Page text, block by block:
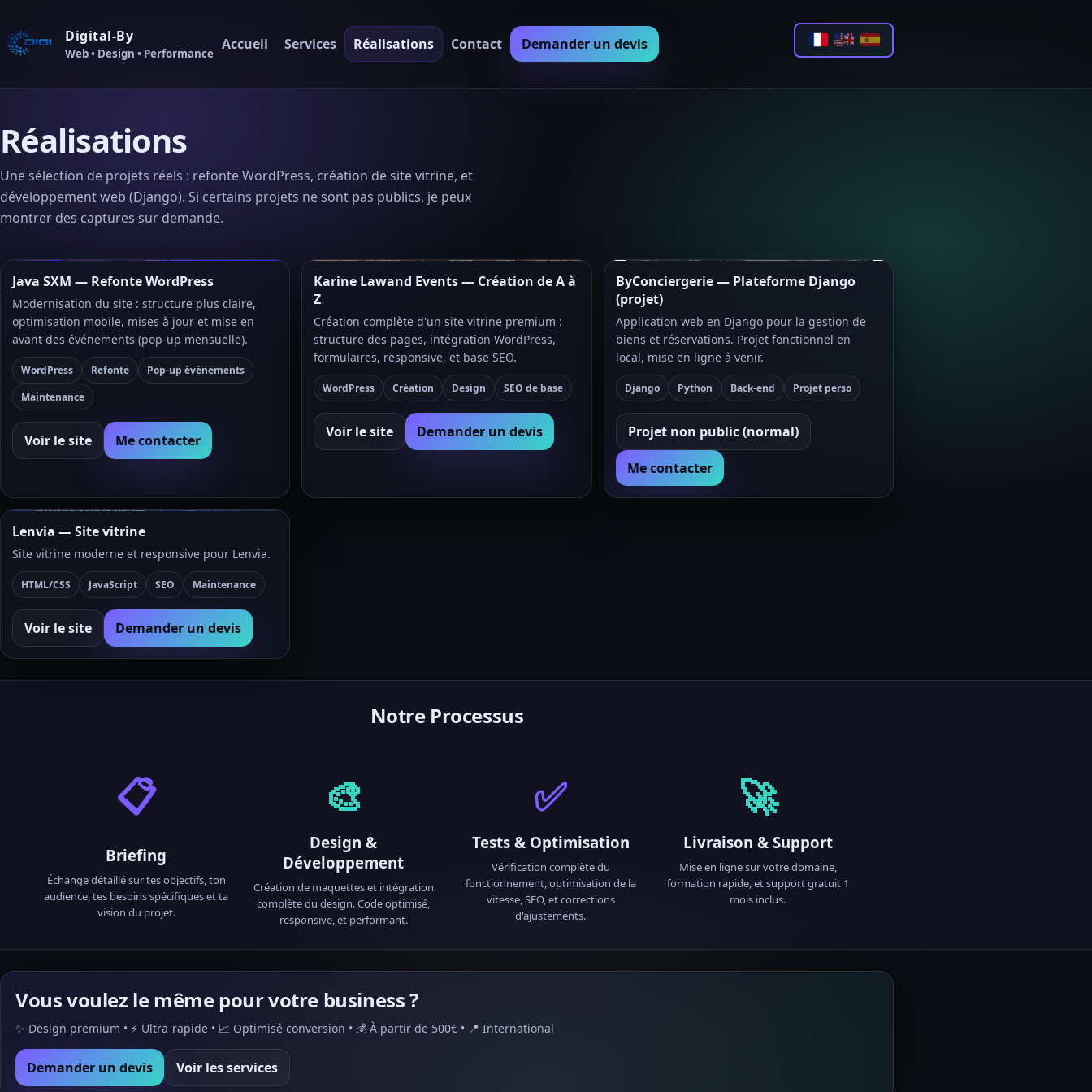
Digital-By
Web • Design • Performance
Accueil Services Réalisations Contact Demander un devis
Réalisations
Une sélection de projets réels : refonte WordPress, création de site vitrine, et
développement web (Django). Si certains projets ne sont pas publics, je peux
montrer des captures sur demande.
Java SXM — Refonte WordPress
Modernisation du site : structure plus claire,
optimisation mobile, mises à jour et mise en
avant des événements (pop-up mensuelle).
WordPress Refonte
Pop-up événements
Maintenance
Voir le site Me contacter
Karine Lawand Events — Création de A à
Z
Création complète d'un site vitrine premium :
structure des pages, intégration WordPress,
formulaires, responsive, et base SEO.
WordPress Création Design SEO de base
Voir le site Demander un devis
ByConciergerie — Plateforme Django
(projet)
Application web en Django pour la gestion de
biens et réservations. Projet fonctionnel en
local, mise en ligne à venir.
Django Python Back-end Projet perso
Projet non public (normal)
Me contacter
Lenvia — Site vitrine
Site vitrine moderne et responsive pour Lenvia.
HTML/CSS JavaScript SEO Maintenance
Voir le site Demander un devis
Notre Processus
📋
Briefing
Échange détaillé sur tes objectifs, ton
audience, tes besoins spécifiques et ta
vision du projet.
🎨
Design &
Développement
Création de maquettes et intégration
complète du design. Code optimisé,
responsive, et performant.
✅
Tests & Optimisation
Vérification complète du
fonctionnement, optimisation de la
vitesse, SEO, et corrections
d'ajustements.
🚀
Livraison & Support
Mise en ligne sur votre domaine,
formation rapide, et support gratuit 1
mois inclus.
Vous voulez le même pour votre business ?
✨ Design premium • ⚡ Ultra-rapide • 📈 Optimisé conversion • 💰 À partir de 500€ • 📍 International
Demander un devis Voir les services